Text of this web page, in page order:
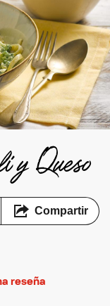
y Queso
Compartir
reseña